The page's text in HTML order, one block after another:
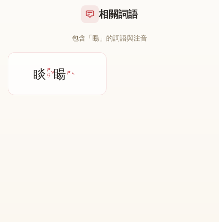
相關詞語
包含「䁑」的詞語與注音
睒 ㄕ
ㄢˇ䁑 ㄕˋ